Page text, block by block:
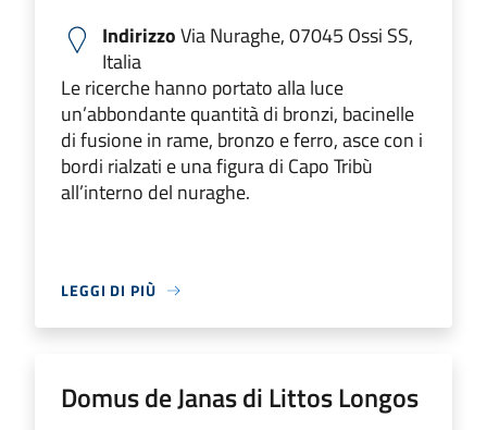
IndirizzoVia Nuraghe, 07045 Ossi SS,
Italia
Le ricerche hanno portato alla luce
un’abbondante quantità di bronzi, bacinelle
di fusione in rame, bronzo e ferro, asce con i
bordi rialzati e una figura di Capo Tribù
all’interno del nuraghe.
LEGGI DI PIÙ
Domus de Janas di Littos Longos